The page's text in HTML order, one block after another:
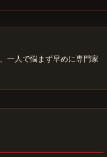
一人で悩まず早めに専門家